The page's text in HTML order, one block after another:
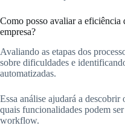
Como posso avaliar a eficiência
empresa?
Avaliando as etapas dos
sobre dificuldades e
automatizadas.
Essa análise ajudará a descobrir
quais funcionalidades podem
workflow.